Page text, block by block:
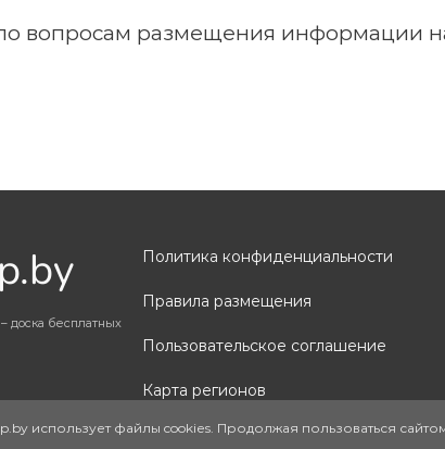
вопросам размещения информации
использует файлы cookies. Продолжая пользоваться
Политика конфиденциальности
Правила размещения
Пользовательское соглашение
Карта регионов
доска бесплатных